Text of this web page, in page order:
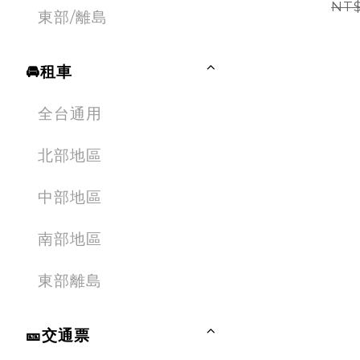
東部/離島
🚘租車
全台通用
北部地區
中部地區
南部地區
東部離島
🎫交通票